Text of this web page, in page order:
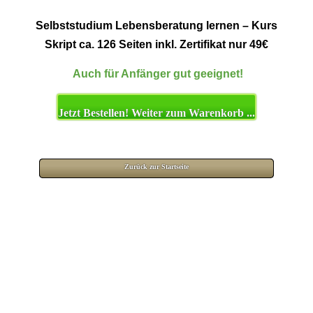
Selbststudium Lebensberatung lernen – Kurs
Skript ca. 126 Seiten inkl. Zertifikat nur 49€
Auch für Anfänger gut geeignet!
Jetzt Bestellen! Weiter zum Warenkorb ...
Zurück zur Startseite